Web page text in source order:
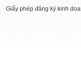
Giấy phép đăng ký kinh